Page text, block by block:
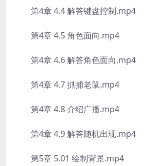
第4章 4.4 解答键盘控制.mp4
第4章 4.5 角色面向.mp4
第4章 4.6 解答角色面向.mp4
第4章 4.7 抓捕老鼠.mp4
第4章 4.8 介绍广播.mp4
第4章 4.9 解答随机出现.mp4
第5章 5.01 绘制背景.mp4